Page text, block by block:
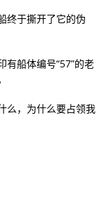
终于撕开了它的伪
有船体编号“57”的老
么，为什么要占领我